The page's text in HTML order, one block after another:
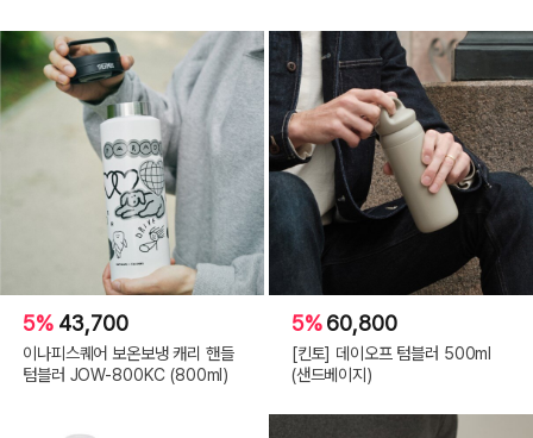
5% 43,700
이나피스퀘어 보온보냉 캐리 핸들
텀블러 JOW-800KC (800ml)
5%60,800
[킨토] 데이오프 텀블러 500ml
(샌드베이지)